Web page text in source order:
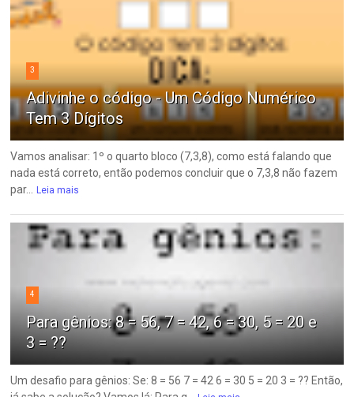
3
Adivinhe o código - Um Código Numérico
Tem 3 Dígitos
Vamos analisar: 1º o quarto bloco (7,3,8), como está falando que
nada está correto, então podemos concluir que o 7,3,8 não fazem
par...
Leia mais
4
Para gênios: 8 = 56, 7 = 42, 6 = 30, 5 = 20 e
3 = ??
Um desafio para gênios: Se: 8 = 56 7 = 42 6 = 30 5 = 20 3 = ?? Então,